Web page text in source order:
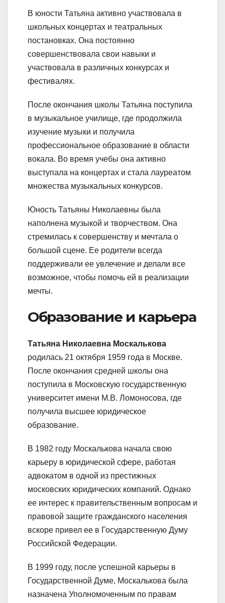
В юности Татьяна активно участвовала в
школьных концертах и театральных
постановках. Она постоянно
совершенствовала свои навыки и
участвовала в различных конкурсах и
фестивалях.
После окончания школы Татьяна поступила
в музыкальное училище, где продолжила
изучение музыки и получила
профессиональное образование в области
вокала. Во время учебы она активно
выступала на концертах и стала лауреатом
множества музыкальных конкурсов.
Юность Татьяны Николаевны была
наполнена музыкой и творчеством. Она
стремилась к совершенству и мечтала о
большой сцене. Ее родители всегда
поддерживали ее увлечение и делали все
возможное, чтобы помочь ей в реализации
мечты.
Образование и карьера
Татьяна Николаевна Москалькова
родилась 21 октября 1959 года в Москве.
После окончания средней школы она
поступила в Московскую государственную
университет имени М.В. Ломоносова, где
получила высшее юридическое
образование.
В 1982 году Москалькова начала свою
карьеру в юридической сфере, работая
адвокатом в одной из престижных
московских юридических компаний. Однако
ее интерес к правительственным вопросам и
правовой защите гражданского населения
вскоре привел ее в Государственную Думу
Российской Федерации.
В 1999 году, после успешной карьеры в
Государственной Думе, Москалькова была
назначена Уполномоченным по правам